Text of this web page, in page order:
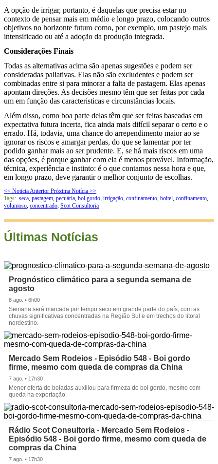
A opção de irrigar, portanto, é daquelas que precisa estar no
contexto de pensar mais em médio e longo prazo, colocando outros
objetivos no horizonte futuro como, por exemplo, um pastejo mais
intensificado ou até a adoção da produção integrada.
Considerações Finais
Todas as alternativas acima são apenas sugestões e podem ser
consideradas paliativas. Elas não são excludentes e podem ser
combinadas entre si para minorar a falta de pastagem. Elas apenas
apontam direções. As decisões mesmo têm que ser feitas por cada
um em função das características e circunstâncias locais.
Além disso, como boa parte delas têm que ser feitas baseadas em
expectativa futura incerta, fica ainda mais difícil separar o certo e o
errado. Há, todavia, uma chance do arrependimento maior ao se
ignorar os riscos e amargar perdas, do que se lamentar por ter
podido ganhar mais ao ser prudente. E, se há mais riscos em uma
das opções, é porque ganhar com ela é menos provável. Informação,
técnica, experiência e instinto: é o que contamos nessa hora e que,
em longo prazo, deve garantir o melhor conjunto de escolhas.
<< Notícia Anterior Próxima Notícia >>
Tags: seca, pastagem, pecuária, boi gordo, irrigação, confinamento, boitel, confinamento,
volumoso, concentrado, Scot Consultoria
Últimas Notícias
Prognóstico climático para a segunda semana de
agosto
8 ago. • 6h00
Semana será marcada por tempo seco em grande parte do país, com as
chuvas significativas concentradas na Região Sul e em trechos do litoral
nordestino.
Mercado Sem Rodeios - Episódio 548 - Boi gordo
firme, mesmo com queda de compras da China
7 ago. • 17h30
Menor oferta de boiadas auxiliou para firmeza do boi gordo, mesmo com
queda na exportação.
Rádio Scot Consultoria - Mercado Sem Rodeios -
Episódio 548 - Boi gordo firme, mesmo com queda de
compras da China
7 ago. • 17h30